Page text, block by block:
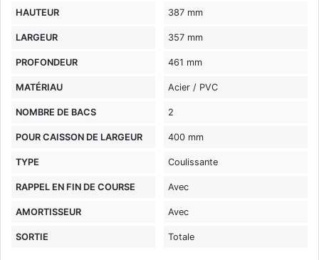
HAUTEUR 387 mm
LARGEUR 357 mm
PROFONDEUR 461 mm
MATÉRIAU Acier / PVC
NOMBRE DE BACS 2
POUR CAISSON DE LARGEUR 400 mm
TYPE Coulissante
RAPPEL EN FIN DE COURSE Avec
AMORTISSEUR Avec
SORTIE Totale